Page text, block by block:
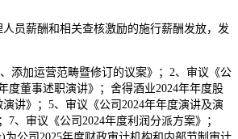
薪酬和相关查核激励的施行薪酬发放，发
加运营范畴暨修订的议案》；2、审议《公
度董事述职演讲》；舍得酒业2024年年度股
讲》；5、审议《公司2024年年度演讲及演
、审议《公司2024年度利润分派方案》；